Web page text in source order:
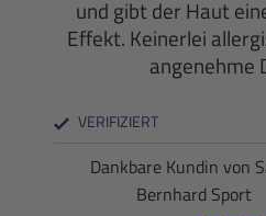
und gibt der Haut
Effekt. Keinerlei
angenehme
VERIFIZIERT
Dankbare Kundin von
Bernhard Sport